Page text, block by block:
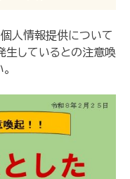
人情報提供について
生しているとの注意喚